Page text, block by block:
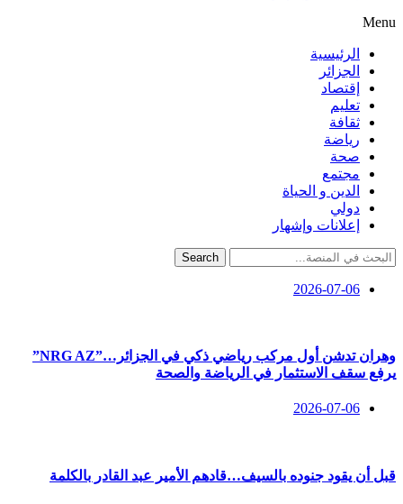
Menu
الرئيسية
الجزائر
إقتصاد
تعليم
ثقافة
رياضة
صحة
مجتمع
الدين و الحياة
دولي
إعلانات وإشهار
Search
2026-07-06
وهران تدشن أول مركب رياضي ذكي في الجزائر…”NRG AZ”
يرفع سقف الاستثمار في الرياضة والصحة
2026-07-06
قبل أن يقود جنوده بالسيف…قادهم الأمير عبد القادر بالكلمة